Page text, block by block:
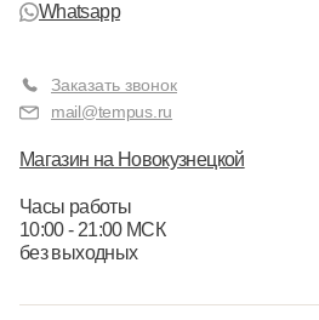
Whatsapp
Заказать звонок
mail@tempus.ru
Магазин на Новокузнецкой
Часы работы
10:00 - 21:00 МСК
без выходных